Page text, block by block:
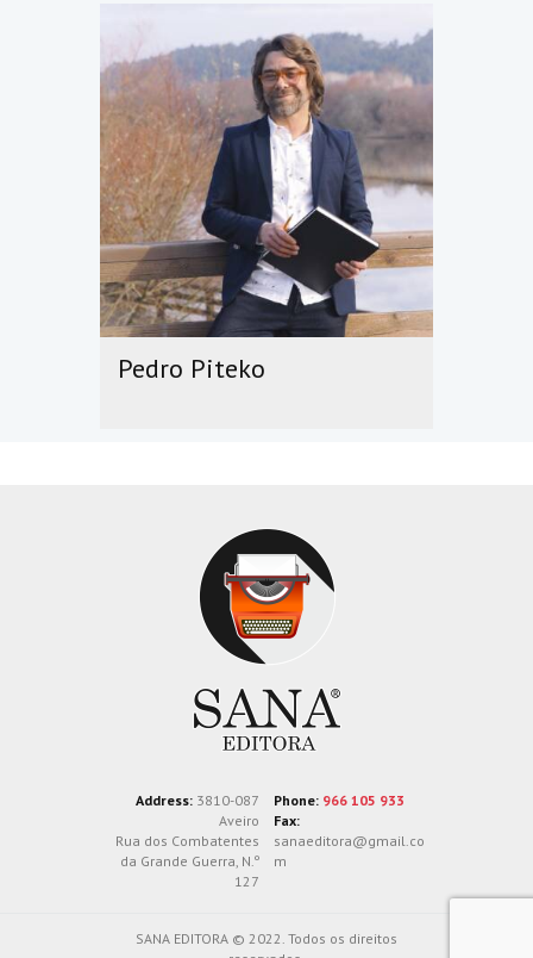
Pedro Piteko
Phone: 966 105 933
Fax:
sanaeditora@gmail.co
m
Address: 3810-087
Aveiro
Rua dos Combatentes
da Grande Guerra, N.º
127
SANA EDITORA © 2022. Todos os direitos